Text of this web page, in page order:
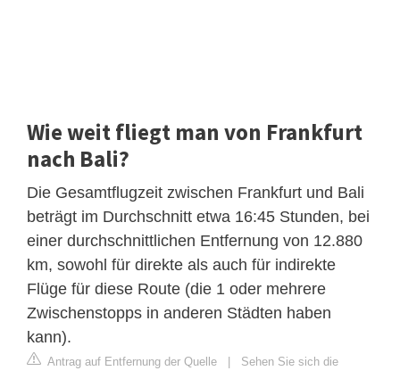
Wie weit fliegt man von Frankfurt
nach Bali?
Die Gesamtflugzeit zwischen Frankfurt und Bali
beträgt im Durchschnitt etwa 16:45 Stunden, bei
einer durchschnittlichen Entfernung von 12.880
km, sowohl für direkte als auch für indirekte
Flüge für diese Route (die 1 oder mehrere
Zwischenstopps in anderen Städten haben
kann).
Antrag auf Entfernung der Quelle | Sehen Sie sich die